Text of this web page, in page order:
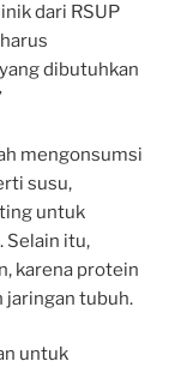
dari RSUP
dibutuhkan
mengonsumsi
susu,
untuk
Selain itu,
karena protein
jaringan tubuh.
untuk